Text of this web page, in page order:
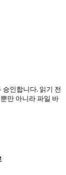
인합니다. 읽기 전
만 아니라 파일 바